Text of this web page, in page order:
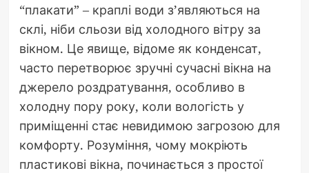
“плакати” – краплі води з’являються на
склі, ніби сльози від холодного вітру за
вікном. Це явище, відоме як конденсат,
часто перетворює зручні сучасні вікна на
джерело роздратування, особливо в
холодну пору року, коли вологість у
приміщенні стає невидимою загрозою для
комфорту. Розуміння, чому мокріють
пластикові вікна, починається з простої